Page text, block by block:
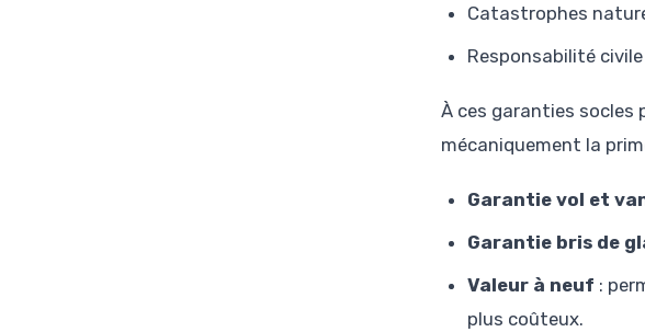
Catastrophes
Responsabilité
À ces garanties
mécaniquement la
Garantie vol et
Garantie bris de
Valeur à neuf :
plus coûteux.